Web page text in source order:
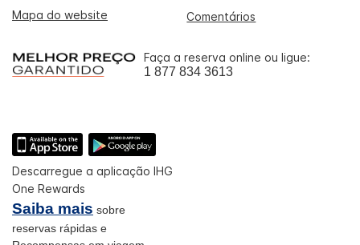
Mapa do website
Comentários
Faça a reserva online ou ligue:
1 877 834 3613
Descarregue a aplicação IHG
One Rewards
Saiba mais sobre
reservas rápidas e